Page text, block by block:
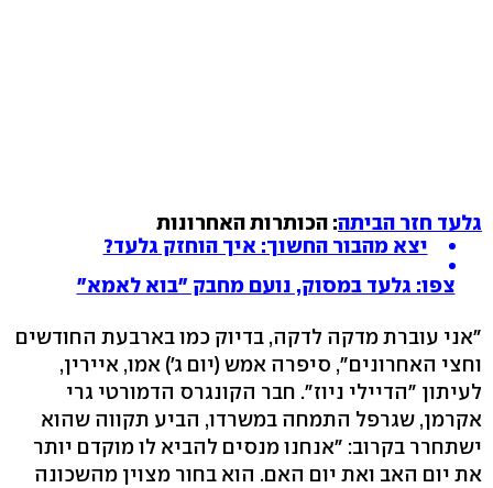
גלעד חזר הביתה: הכותרות האחרונות
יצא מהבור החשוך: איך הוחזק גלעד?
צפו: גלעד במסוק, נועם מחבק "בוא לאמא"
"אני עוברת מדקה לדקה, בדיוק כמו בארבעת החודשים
וחצי האחרונים", סיפרה אמש (יום ג') אמו, איירין,
לעיתון "הדיילי ניוז". חבר הקונגרס הדמורטי גרי
אקרמן, שגרפל התמחה במשרדו, הביע תקווה שהוא
ישתחרר בקרוב: "אנחנו מנסים להביא לו מוקדם יותר
את יום האב ואת יום האם. הוא בחור מצוין מהשכונה